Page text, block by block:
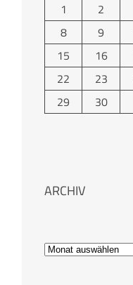
1
2
8
9
15
16
22
23
29
30
ARCHIV
A